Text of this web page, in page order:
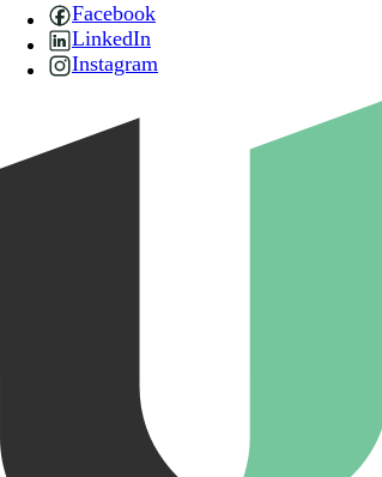
Facebook
LinkedIn
Instagram